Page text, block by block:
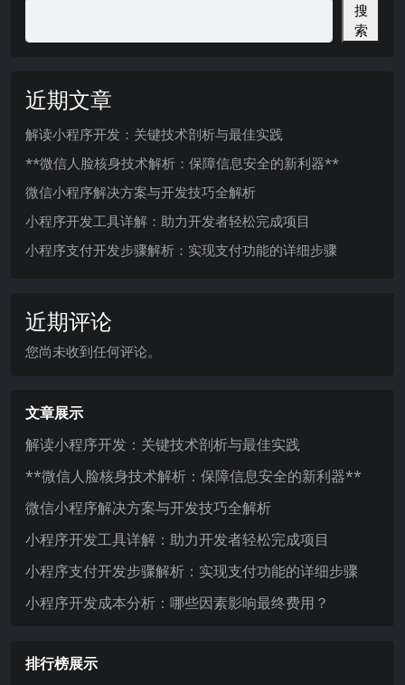
搜
索
近期文章
解读小程序开发：关键技术剖析与最佳实践
**微信人脸核身技术解析：保障信息安全的新利器**
微信小程序解决方案与开发技巧全解析
小程序开发工具详解：助力开发者轻松完成项目
小程序支付开发步骤解析：实现支付功能的详细步骤
近期评论
您尚未收到任何评论。
文章展示
解读小程序开发：关键技术剖析与最佳实践
**微信人脸核身技术解析：保障信息安全的新利器**
微信小程序解决方案与开发技巧全解析
小程序开发工具详解：助力开发者轻松完成项目
小程序支付开发步骤解析：实现支付功能的详细步骤
小程序开发成本分析：哪些因素影响最终费用？
排行榜展示